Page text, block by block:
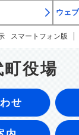
ウェ
スマートフォン版
町役場
せ